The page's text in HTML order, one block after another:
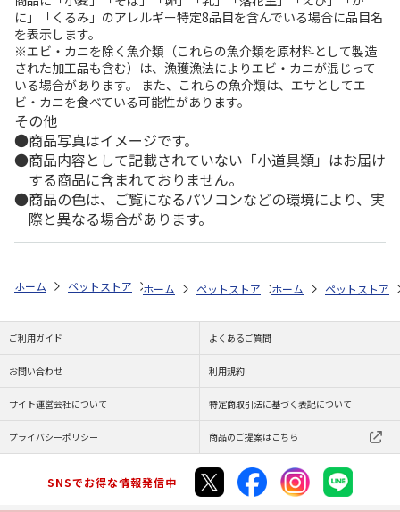
に」「くるみ」のアレルギー特定8品目を含んでいる場合に品目名
を表示します。
※エビ・カニを除く魚介類（これらの魚介類を原材料として製造
された加工品も含む）は、漁獲漁法によりエビ・カニが混じって
いる場合があります。 また、これらの魚介類は、エサとしてエ
ビ・カニを食べている可能性があります。
その他
商品写真はイメージです。
商品内容として記載されていない「小道具類」はお届け
する商品に含まれておりません。
商品の色は、ご覧になるパソコンなどの環境により、実
際と異なる場合があります。
ホーム ペットストア お手入れ シャンプー・トリミング用品（猫用）
ホーム ペットストア お手入れ シャンプ
ホーム ペットストア
ご利用ガイド よくあるご質問
お問い合わせ 利用規約
サイト運営会社について 特定商取引法に基づく表記について
プライバシーポリシー 商品のご提案はこちら
SNSでお得な情報発信中